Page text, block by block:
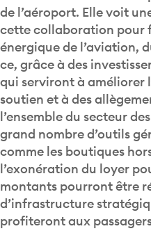
de l’aéroport. Elle voit
cette collaboration pour
énergique de l’aviation,
ce, grâce à des
qui serviront à améliorer
soutien et à des
l’ensemble du secteur
grand nombre d’outils
comme les boutiques
l’exonération du loyer
montants pourront être
d’infrastructure
profiteront aux